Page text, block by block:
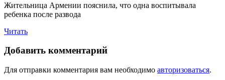
Жительница Армении пояснила, что одна воспитывала
ребенка после развода
Читать
Добавить комментарий
Для отправки комментария вам необходимо авторизоваться.